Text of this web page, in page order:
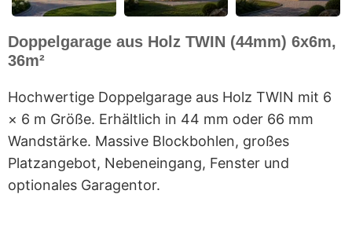
Doppelgarage aus Holz TWIN (44mm) 6x6m,
36m²
Hochwertige Doppelgarage aus Holz TWIN mit 6
× 6 m Größe. Erhältlich in 44 mm oder 66 mm
Wandstärke. Massive Blockbohlen, großes
Platzangebot, Nebeneingang, Fenster und
optionales Garagentor.